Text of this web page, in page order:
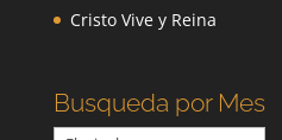
Cristo Vive y Reina
Busqueda por Mes